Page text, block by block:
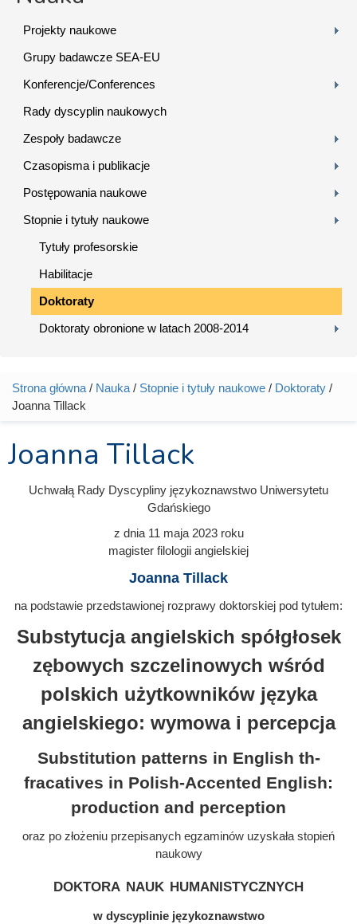
Projekty naukowe
Grupy badawcze SEA-EU
Konferencje/Conferences
Rady dyscyplin naukowych
Zespoły badawcze
Czasopisma i publikacje
Postępowania naukowe
Stopnie i tytuły naukowe
Tytuły profesorskie
Habilitacje
Doktoraty
Doktoraty obronione w latach 2008-2014
Jesteś tutaj
Strona główna / Nauka / Stopnie i tytuły naukowe / Doktoraty /
Joanna Tillack
Joanna Tillack
Uchwałą Rady Dyscypliny językoznawstwo Uniwersytetu
Gdańskiego
z dnia 11 maja 2023roku
magister filologii angielskiej
Joanna Tillack
na podstawie przedstawionej rozprawy doktorskiej pod tytułem:
Substytucja angielskich spółgłosek
zębowych szczelinowych wśród
polskich użytkowników języka
angielskiego: wymowa i percepcja
Substitution patterns in English th-
fracatives in Polish-Accented English:
production and perception
oraz po złożeniu przepisanych egzaminów uzyskała stopień
naukowy
doktora nauk humanistycznych
w dyscyplinie językoznawstwo